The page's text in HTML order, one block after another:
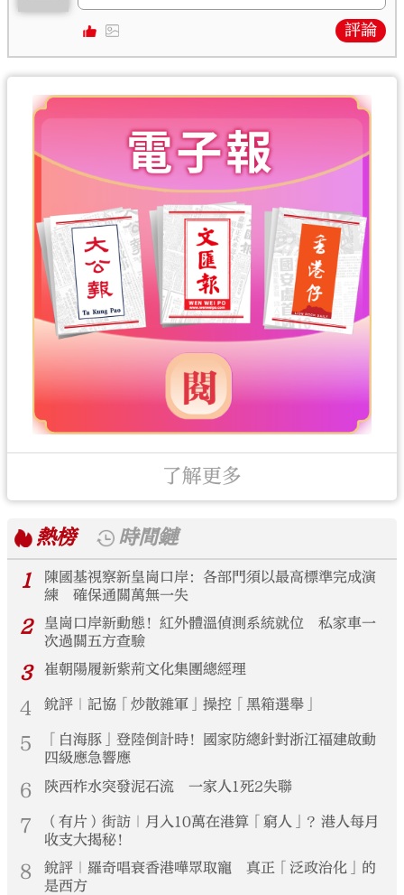
評論
了解更多
熱榜
時間鏈
1
陳國基視察新皇崗口岸：各部門須以最高標準完成演
練 確保通關萬無一失
2
皇崗口岸新動態！紅外體溫偵測系統就位 私家車一
次過關五方查驗
3 崔朝陽履新紫荊文化集團總經理
4 銳評｜記協「炒散雜軍」操控「黑箱選舉」
5
「白海豚」登陸倒計時！國家防總針對浙江福建啟動
四級應急響應
6 陝西柞水突發泥石流 一家人1死2失聯
7
（有片）街訪｜月入10萬在港算「窮人」？港人每月
收支大揭秘！
8
銳評｜羅奇唱衰香港嘩眾取寵 真正「泛政治化」的
是西方